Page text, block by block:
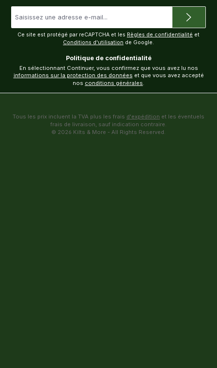
e-
mail
Ce site est protégé par reCAPTCHA et les Règles de confidentialité et
Conditions d'utilisation de Google.
Politique de confidentialité
informations sur la protection des données et que vous avez accepté
nos conditions générales
Tous les prix incluent la TVA plus les frais d'expédition et les éventuels
frais de livraison, sauf indication contraire.
© 2026 Kilts & More - All Rights Reserved.